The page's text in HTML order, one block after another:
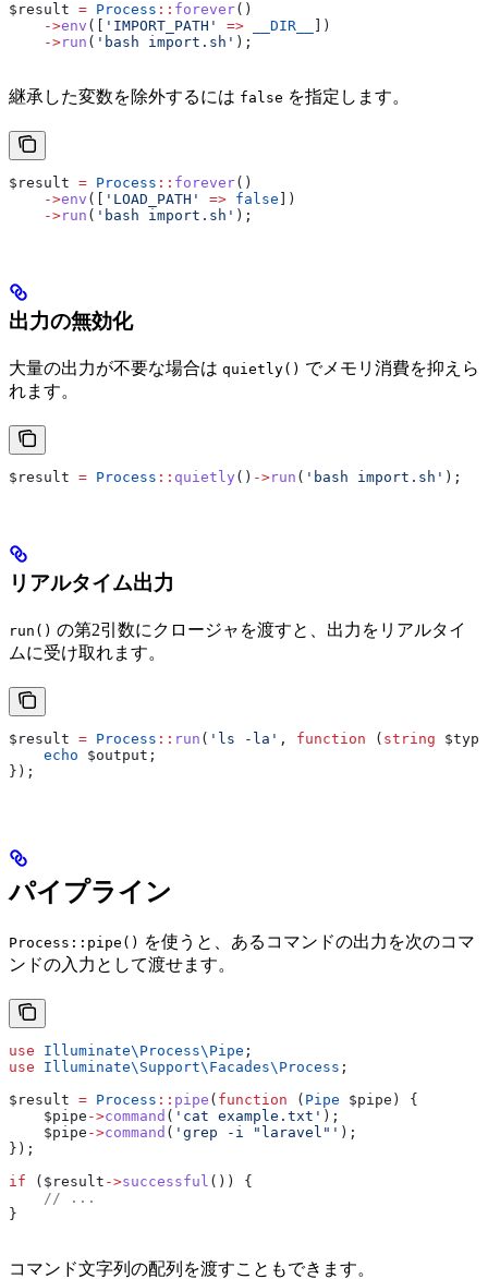
$result = Process :: forever()
    ->
env ([ 'IMPORT_PATH' => __DIR__
])
    ->
run ( 'bash import.sh' );
継承した変数を除外するには false を指定します。
$result = Process :: forever()
    ->
env ([ 'LOAD_PATH' => false ])
    ->
run ( 'bash import.sh' );
出力の無効化
大量の出力が不要な場合は quietly() でメモリ消費を抑えら
れます。
$result = Process :: quietly () ->run ( 'bash import.sh' );
リアルタイム出力
run() の第2引数にクロージャを渡すと、出力をリアルタイ
ムに受け取れます。
$result = Process :: run ( 'ls -la' , function ( string $type
    echo
$output ;
});
パイプライン
Process::pipe() を使うと、あるコマンドの出力を次のコマ
ンドの入力として渡せます。
use Illuminate\Process\ Pipe ;
use Illuminate\Support\Facades\ Process ;
$result = Process :: pipe ( function ( Pipe $pipe ) {
    $pipe
->command ( 'cat example.txt' );
    $pipe
->command ( 'grep -i "laravel"' );
});
if ( $result ->successful ()) {
    // ...
}
コマンド文字列の配列を渡すこともできます。